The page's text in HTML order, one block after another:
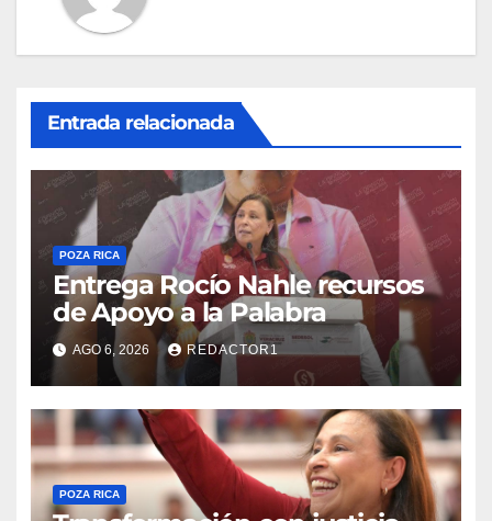
Entrada relacionada
POZA RICA
Entrega Rocío Nahle recursos
de Apoyo a la Palabra
AGO 6, 2026 REDACTOR1
POZA RICA